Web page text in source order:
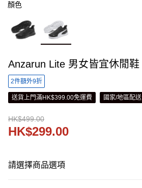
顏色
Anzarun Lite 男女皆宜休閒鞋
2件額外9折
送貨上門滿HK$399.00免運費 國家/地區配送
HK$499.00
HK$299.00
請選擇商品選項